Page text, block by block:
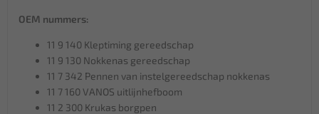
OEM nummers:
11 9 140 Kleptiming gereedschap
11 9 130 Nokkenas gereedschap
11 7 342 Pennen van instelgereedschap nokkenas
11 7 160 VANOS uitlijnhefboom
11 2 300 Krukas borgpen